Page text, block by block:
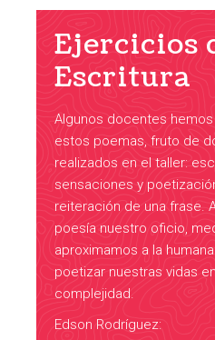
Ejercicios
Escritura
Algunos docentes
estos poemas, fruto de
realizados en el taller:
sensaciones y
reiteración de una frase.
poesía nuestro oficio,
aproximamos a la
poetizar nuestras vidas
complejidad.
Edson Rodríguez: